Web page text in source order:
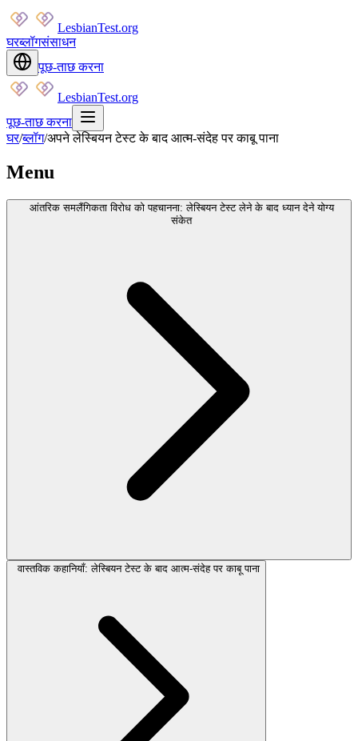
LesbianTest.org
घरब्लॉगसंसाधन
पूछ-ताछ करना
LesbianTest.org
पूछ-ताछ करना
घर/ब्लॉग/अपने लेस्बियन टेस्ट के बाद आत्म-संदेह पर काबू पाना
Menu
आंतरिक समलैंगिकता विरोध को पहचानना: लेस्बियन टेस्ट लेने के बाद ध्यान देने योग्य
संकेत
वास्तविक कहानियाँ: लेस्बियन टेस्ट के बाद आत्म-संदेह पर काबू पाना